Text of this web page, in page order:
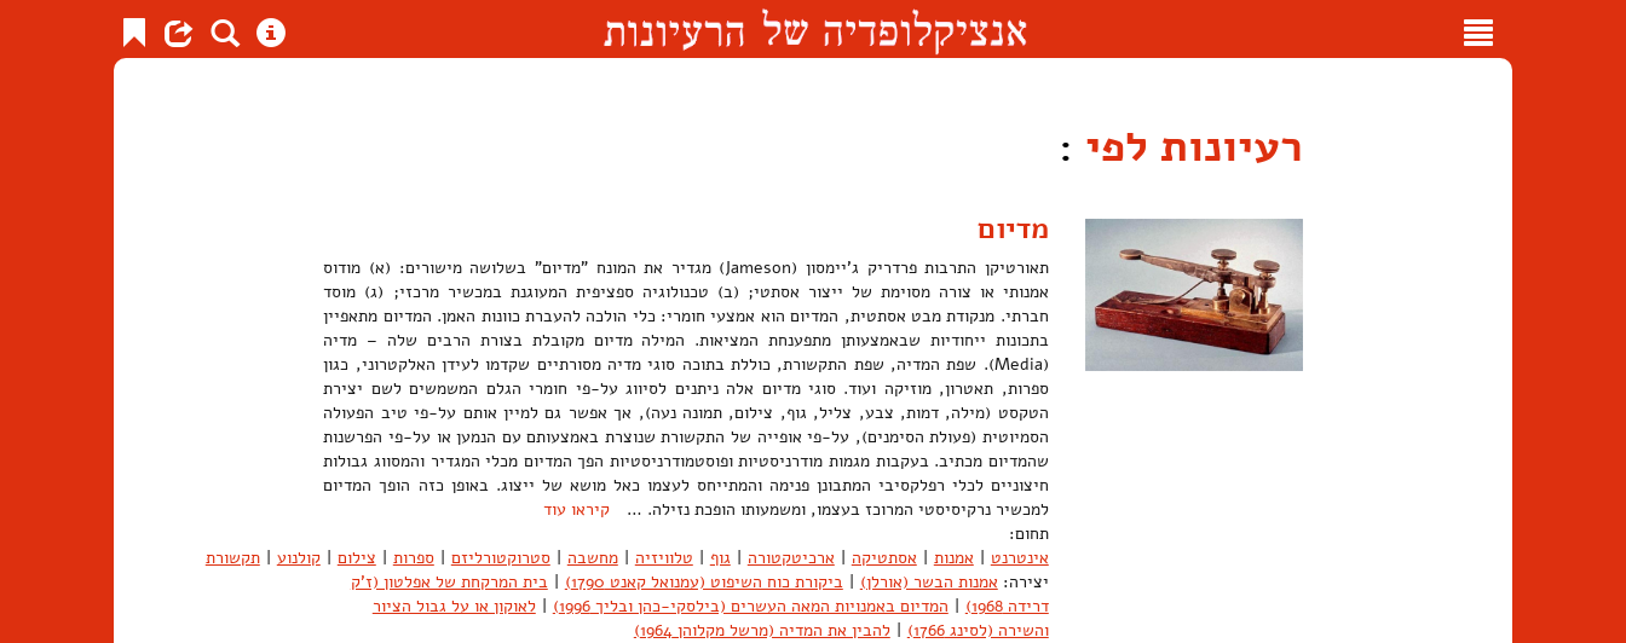
Toggle
רעיונות לפי :
מדיום
תאורטיקן התרבות פרדריק ג'יימסון (Jameson) מגדיר את המונח "מדיום" בשלושה מישורים: (א) מודוס
אמנותי או צורה מסוימת של ייצור אסתטי; (ב) טכנולוגיה ספציפית המעוגנת במכשיר מרכזי; (ג) מוסד
חברתי. מנקודת מבט אסתטית, המדיום הוא אמצעי חומרי: כלי הולכה להעברת כוונות האמן. המדיום מתאפיין
בתכונות ייחודיות שבאמצעותן מתפענחת המציאות. המילה מדיום מקובלת בצורת הרבים שלה – מדיה
(Media). שפת המדיה, שפת התקשורת, כוללת בתוכה סוגי מדיה מסורתיים שקדמו לעידן האלקטרוני, כגון
ספרות, תאטרון, מוזיקה ועוד. סוגי מדיום אלה ניתנים לסיווג על-פי חומרי הגלם המשמשים לשם יצירת
הטקסט (מילה, דמות, צבע, צליל, גוף, צילום, תמונה נעה), אך אפשר גם למיין אותם על-פי טיב הפעולה
הסמיוטית (פעולת הסימנים), על-פי אופייה של התקשורת שנוצרת באמצעותם עם הנמען או על-פי הפרשנות
שהמדיום מכתיב. בעקבות מגמות מודרניסטיות ופוסטמודרניסטיות הפך המדיום מכלי המגדיר והמסווג גבולות
חיצוניים לכלי רפלקסיבי המתבונן פנימה והמתייחס לעצמו כאל מושא של ייצוג. באופן כזה הופך המדיום
למכשיר נרקיסיסטי המרוכז בעצמו, ומשמעותו הופכת נזילה. …קיראו עוד
תחום:
אינטרנט | אמנות | אסתטיקה | ארכיטקטורה | גוף | טלוויזיה | מחשבה | סטרוקטורליזם | ספרות | צילום | קולנוע | תקשורת
יצירה: אמנות הבשר (אורלן) | ביקורת כוח השיפוט (עמנואל קאנט 1790) | בית המרקחת של אפלטון (ז'ק
דרידה 1968)
| המדיום באמנויות המאה העשרים (בילסקי-כהן ובליך 1996) | לאוקון או על גבול הציור
והשירה (לסינג 1766)
| להבין את המדיה (מרשל מקלוהן 1964)